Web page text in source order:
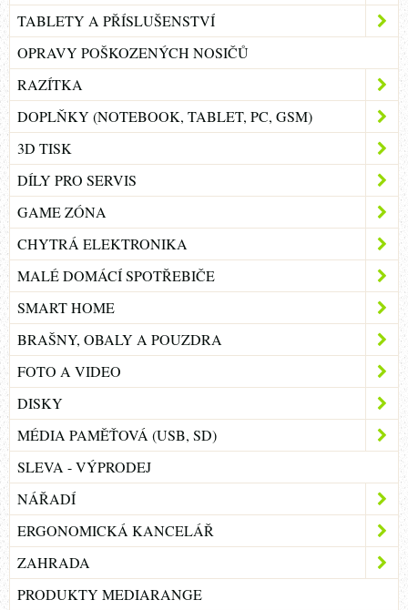
TABLETY A PŘÍSLUŠENSTVÍ
OPRAVY POŠKOZENÝCH NOSIČŮ
RAZÍTKA
DOPLŇKY (NOTEBOOK, TABLET, PC, GSM)
3D TISK
DÍLY PRO SERVIS
GAME ZÓNA
CHYTRÁ ELEKTRONIKA
MALÉ DOMÁCÍ SPOTŘEBIČE
SMART HOME
BRAŠNY, OBALY A POUZDRA
FOTO A VIDEO
DISKY
MÉDIA PAMĚŤOVÁ (USB, SD)
SLEVA - VÝPRODEJ
NÁŘADÍ
ERGONOMICKÁ KANCELÁŘ
ZAHRADA
PRODUKTY MEDIARANGE